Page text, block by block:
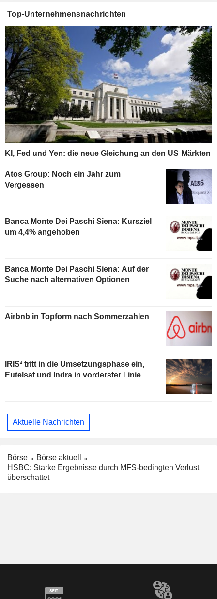
Top-Unternehmensnachrichten
KI, Fed und Yen: die neue Gleichung an den US-Märkten
Atos Group: Noch ein Jahr zum
Vergessen
Banca Monte Dei Paschi Siena: Kursziel
um 4,4% angehoben
Banca Monte Dei Paschi Siena: Auf der
Suche nach alternativen Optionen
Airbnb in Topform nach Sommerzahlen
IRIS² tritt in die Umsetzungsphase ein,
Eutelsat und Indra in vorderster Linie
Aktuelle Nachrichten
Börse
Börse aktuell
HSBC: Starke Ergebnisse durch MFS-bedingten Verlust
überschattet